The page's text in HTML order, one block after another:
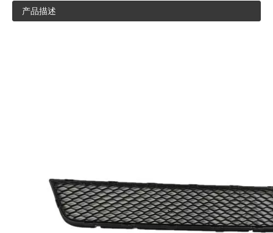
产品描述